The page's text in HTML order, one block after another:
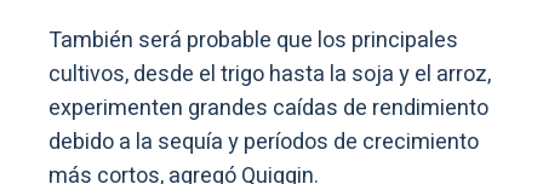
También será probable que los principales
cultivos, desde el trigo hasta la soja y el arroz,
experimenten grandes caídas de rendimiento
debido a la sequía y períodos de crecimiento
más cortos, agregó Quiggin.